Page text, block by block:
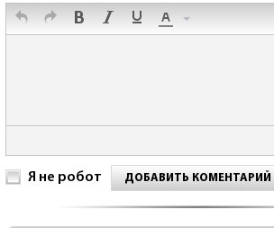
Я не робот ДОБАВИТЬ КОМЕНТАРИЙ